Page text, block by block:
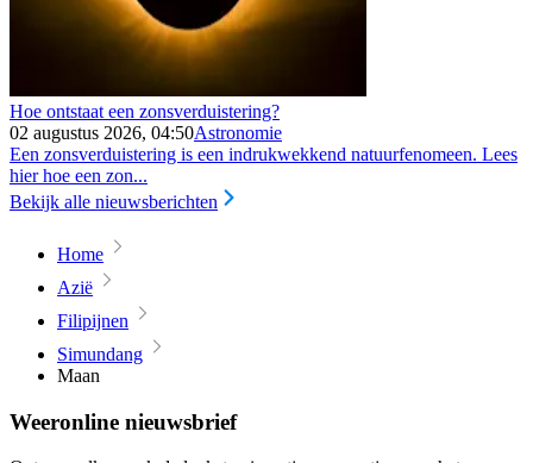
Hoe ontstaat een zonsverduistering?
02 augustus 2026, 04:50Astronomie
Een zonsverduistering is een indrukwekkend natuurfenomeen. Lees
hier hoe een zon...
Bekijk alle nieuwsberichten
Home
Azië
Filipijnen
Simundang
Maan
Weeronline nieuwsbrief